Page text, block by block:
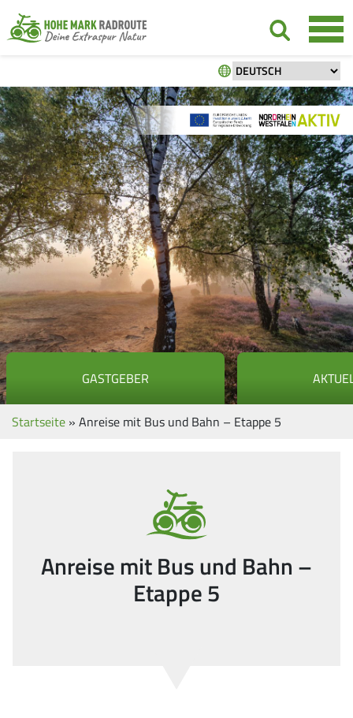
GASTGEBER
Startseite » Anreise mit Bus und Bahn – Etappe 5
Anreise mit Bus und Bahn –
Etappe 5